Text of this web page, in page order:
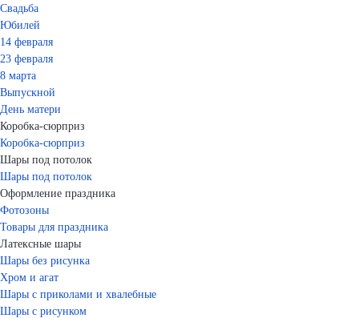
Свадьба
Юбилей
14 февраля
23 февраля
8 марта
Выпускной
День матери
Коробка-сюрприз
Коробка-сюрприз
Шары под потолок
Шары под потолок
Оформление праздника
Фотозоны
Товары для праздника
Латексные шары
Шары без рисунка
Хром и агат
Шары с приколами и хвалебные
Шары с рисунком